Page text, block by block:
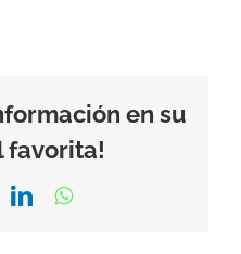
en su
favorita!
LinkedInWhatsApp